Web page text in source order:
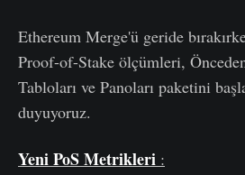
Ethereum Merge'ü geride
Proof-of-Stake ölçümleri,
Tabloları ve Panoları paketini
duyuyoruz.
Yeni PoS Metrikleri :